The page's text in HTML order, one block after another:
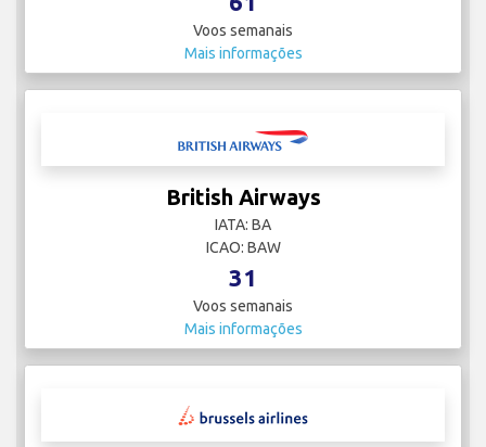
Voos semanais
Mais informações
British Airways
IATA: BA
ICAO: BAW
31
Voos semanais
Mais informações